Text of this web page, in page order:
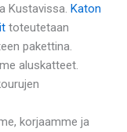
Kustavissa. Katon
toteutetaan
pakettina.
aluskatteet.
korjaamme ja